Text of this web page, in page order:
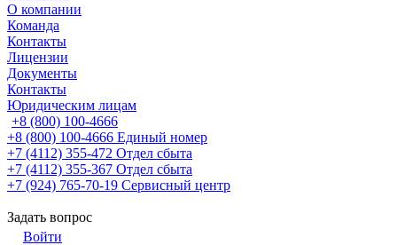
О компании
Команда
Контакты
Лицензии
Документы
Контакты
Юридическим лицам
+8 (800) 100-4666
+8 (800) 100-4666 Единый номер
+7 (4112) 355-472 Отдел сбыта
+7 (4112) 355-367 Отдел сбыта
+7 (924) 765-70-19 Сервисный центр
Задать вопрос
Войти